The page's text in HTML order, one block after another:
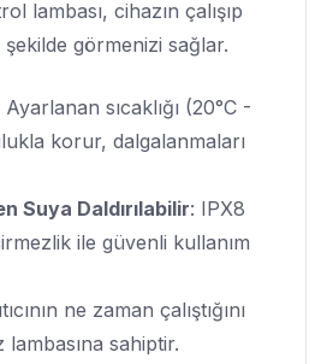
lambası, cihazın çalışıp
şekilde görmenizi sağlar.
Ayarlanan sıcaklığı (20°C -
korur, dalgalanmaları
Suya Daldırılabilir: IPX8
ile güvenli kullanım
ne zaman çalıştığını
sahiptir.